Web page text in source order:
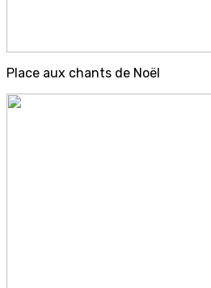
Place aux chants de Noël